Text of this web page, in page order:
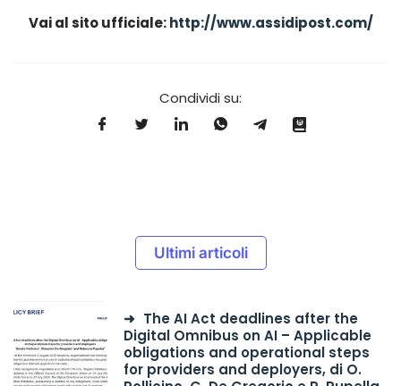
Vai al sito ufficiale:http://www.assidipost.com/
Condividi su:
Ultimi articoli
The AI Act deadlines after the
Digital Omnibus on AI – Applicable
obligations and operational steps
for providers and deployers, di O.